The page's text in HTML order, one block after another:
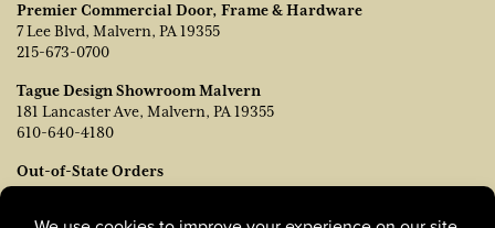
Premier Commercial Door, Frame & Hardware
7 Lee Blvd, Malvern, PA 19355
215-673-0700
Tague Design Showroom Malvern
181 Lancaster Ave, Malvern, PA 19355
610-640-4180
Out-of-State Orders
Póngase en contacto con TJ Vanleer, Vicepresidente de Ventas: